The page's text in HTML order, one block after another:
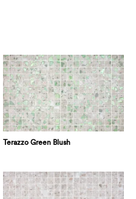
Terazzo Green Blush